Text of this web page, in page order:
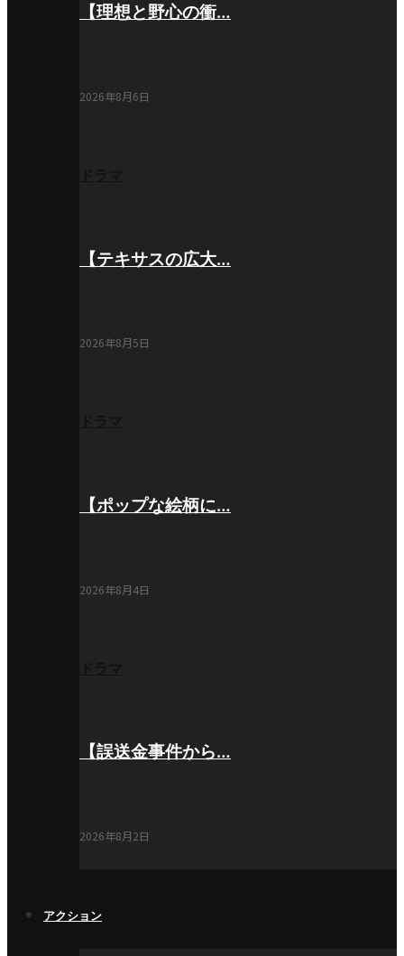
【理想と野心の衝…
2026年8月6日
【テキサスの広大…
2026年8月5日
【ポップな絵柄に…
2026年8月4日
【誤送金事件から…
2026年8月2日
アクション